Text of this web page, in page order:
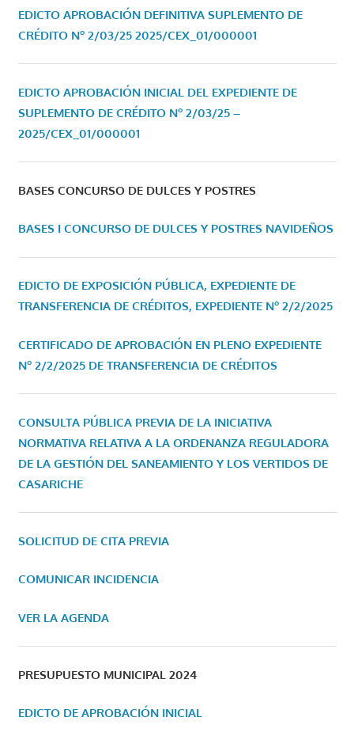
EDICTO APROBACIÓN DEFINITIVA SUPLEMENTO DE
CRÉDITO Nº 2/03/25 2025/CEX_01/000001
EDICTO APROBACIÓN INICIAL DEL EXPEDIENTE DE
SUPLEMENTO DE CRÉDITO Nº 2/03/25 –
2025/CEX_01/000001
BASES CONCURSO DE DULCES Y POSTRES
BASES I CONCURSO DE DULCES Y POSTRES NAVIDEÑOS
EDICTO DE EXPOSICIÓN PÚBLICA, EXPEDIENTE DE
TRANSFERENCIA DE CRÉDITOS, EXPEDIENTE Nº 2/2/2025
CERTIFICADO DE APROBACIÓN EN PLENO EXPEDIENTE
Nº 2/2/2025 DE TRANSFERENCIA DE CRÉDITOS
CONSULTA PÚBLICA PREVIA DE LA INICIATIVA
NORMATIVA RELATIVA A LA ORDENANZA REGULADORA
DE LA GESTIÓN DEL SANEAMIENTO Y LOS VERTIDOS DE
CASARICHE
SOLICITUD DE CITA PREVIA
COMUNICAR INCIDENCIA
VER LA AGENDA
PRESUPUESTO MUNICIPAL 2024
EDICTO DE APROBACIÓN INICIAL